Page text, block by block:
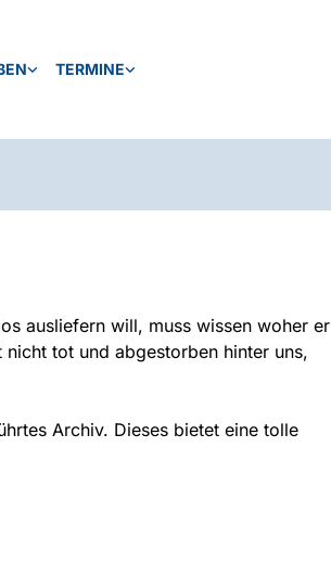
TERMINE
ausliefern will, muss wissen woher er
tot und abgestorben hinter uns,
Archiv. Dieses bietet eine tolle